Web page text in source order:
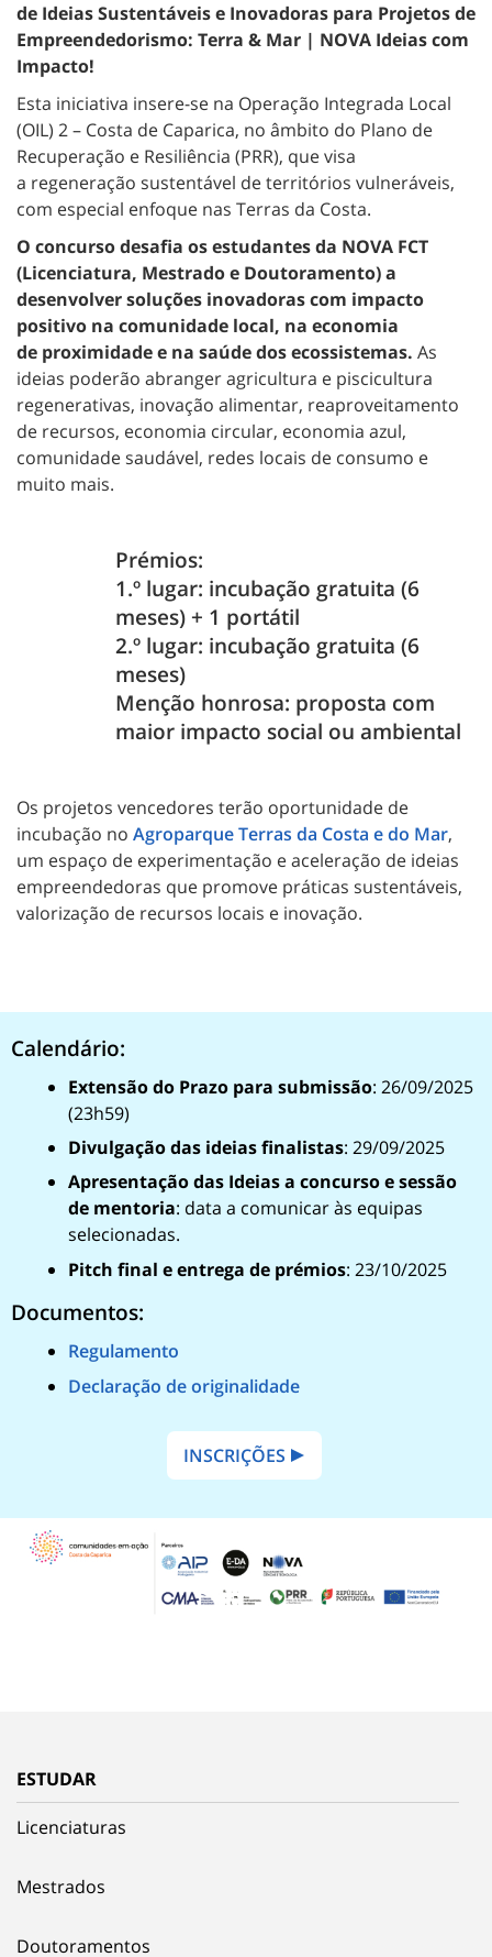
de Ideias Sustentáveis e Inovadoras para Projetos de
Empreendedorismo: Terra & Mar | NOVA Ideias com
Impacto!
Esta iniciativa insere-se na Operação Integrada Local
(OIL) 2 – Costa de Caparica, no âmbito do Plano de
Recuperação e Resiliência (PRR), que visa
a regeneração sustentável de territórios vulneráveis,
com especial enfoque nas Terras da Costa.
O concurso desafia os estudantes da NOVA FCT
(Licenciatura, Mestrado e Doutoramento) a
desenvolver soluções inovadoras com impacto
positivo na comunidade local, na economia
de proximidade e na saúde dos ecossistemas. As
ideias poderão abranger agricultura e piscicultura
regenerativas, inovação alimentar, reaproveitamento
de recursos, economia circular, economia azul,
comunidade saudável, redes locais de consumo e
muito mais.
Prémios:
1.º lugar: incubação gratuita (6
meses) + 1 portátil
2.º lugar: incubação gratuita (6
meses)
Menção honrosa: proposta com
maior impacto social ou ambiental
Os projetos vencedores terão oportunidade de
incubação no Agroparque Terras da Costa e do Mar,
um espaço de experimentação e aceleração de ideias
empreendedoras que promove práticas sustentáveis,
valorização de recursos locais e inovação.
Calendário:
Extensão do Prazo para submissão: 26/09/2025
(23h59)
Divulgação das ideias finalistas: 29/09/2025
Apresentação das Ideias a concurso e sessão
de mentoria: data a comunicar às equipas
selecionadas.
Pitch final e entrega de prémios: 23/10/2025
Documentos:
Regulamento
Declaração de originalidade
INSCRIÇÕES
ESTUDAR
Licenciaturas
Mestrados
Doutoramentos